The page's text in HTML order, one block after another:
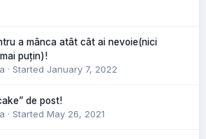
a mânca atât cât ai nevoie(nici
puțin)!
· Started January 7, 2022
de post!
· Started May 26, 2021